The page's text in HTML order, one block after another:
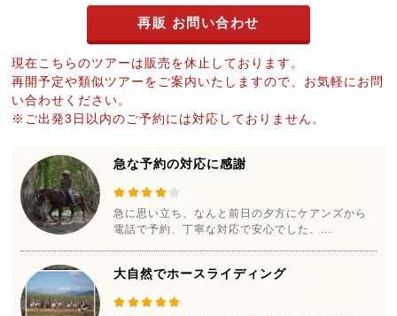
再販 お問い合わせ
現在こちらのツアーは販売を休止しております。
再開予定や類似ツアーをご案内いたしますので、お気軽にお問
い合わせください。
※ご出発3日以内のご予約には対応しておりません。
急な予約の対応に感謝
急に思い立ち、なんと前日の夕方にケアンズから
電話で予約、丁寧な対応で安心でした、...
大自然でホースライディング